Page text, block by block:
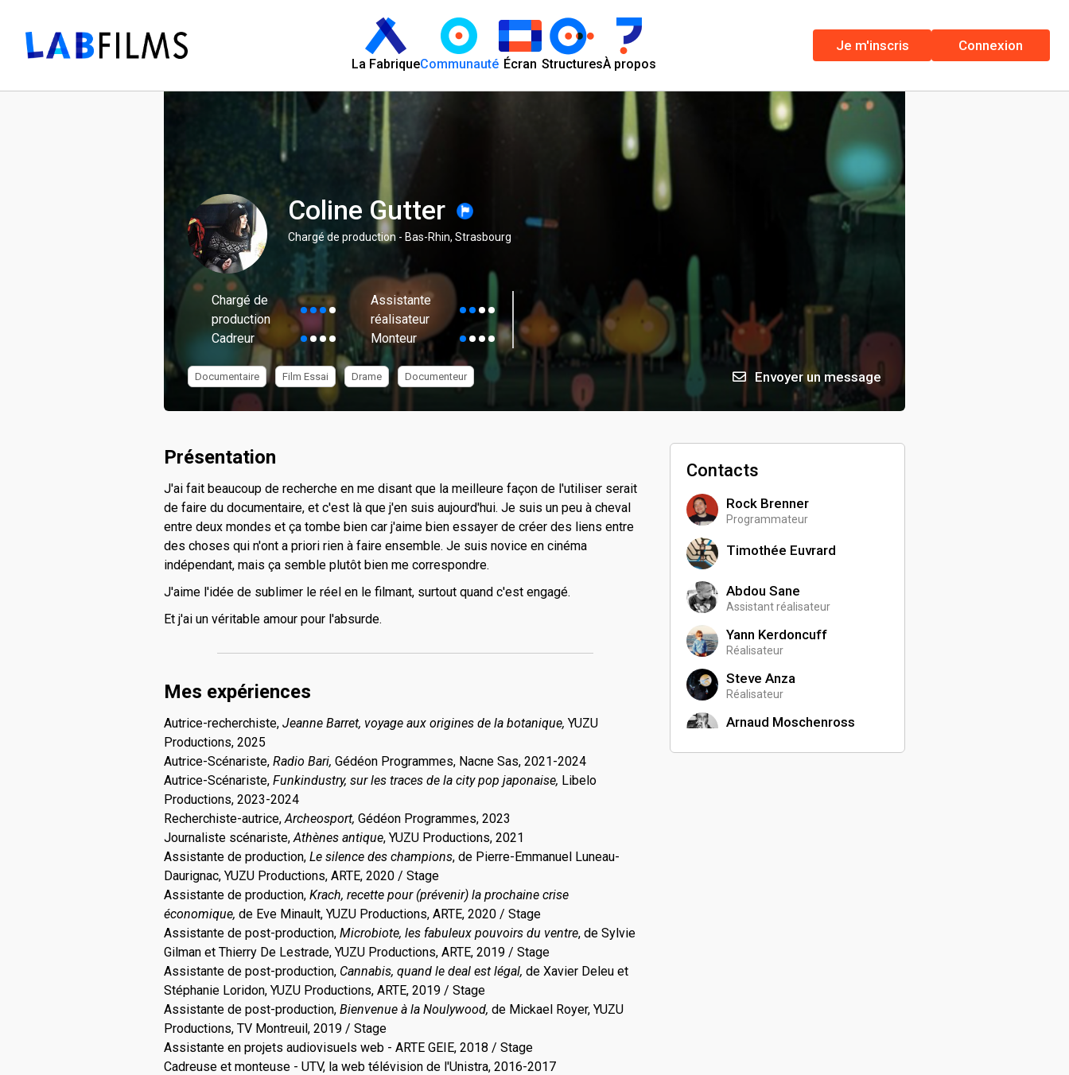
La FabriqueCommunauté Écran StructuresÀ propos
Je m'inscris Connexion
Coline Gutter
Chargé de production - Bas-Rhin, Strasbourg
Chargé de
production
Assistante
réalisateur
Cadreur
Monteur
Documentaire Film Essai Drame Documenteur Envoyer un message
Présentation
J'ai fait beaucoup de recherche en me disant que la meilleure façon de l'utiliser serait
de faire du documentaire, et c'est là que j'en suis aujourd'hui. Je suis un peu à cheval
entre deux mondes et ça tombe bien car j'aime bien essayer de créer des liens entre
des choses qui n'ont a priori rien à faire ensemble. Je suis novice en cinéma
indépendant, mais ça semble plutôt bien me correspondre.
J'aime l'idée de sublimer le réel en le filmant, surtout quand c'est engagé.
Et j'ai un véritable amour pour l'absurde.
Mes expériences
Autrice-recherchiste, Jeanne Barret, voyage aux origines de la botanique, YUZU
Productions, 2025
Autrice-Scénariste, Radio Bari, Gédéon Programmes, Nacne Sas, 2021-2024
Autrice-Scénariste, Funkindustry, sur les traces de la city pop japonaise, Libelo
Productions, 2023-2024
Recherchiste-autrice,Archeosport, Gédéon Programmes, 2023
Journaliste scénariste,Athènes antique, YUZU Productions, 2021
Assistante de production, Le silence des champions, de Pierre-Emmanuel Luneau-
Daurignac, YUZU Productions, ARTE, 2020 / Stage
Assistante de production, Krach, recette pour (prévenir) la prochaine crise
économique, de Eve Minault, YUZU Productions, ARTE, 2020 / Stage
Assistante de post-production, Microbiote, les fabuleux pouvoirs du ventre, de Sylvie
Gilman et Thierry De Lestrade, YUZU Productions, ARTE, 2019 / Stage
Assistante de post-production, Cannabis, quand le deal est légal, de Xavier Deleu et
Stéphanie Loridon, YUZU Productions, ARTE, 2019 / Stage
Assistante de post-production, Bienvenue à la Noulywood, de Mickael Royer, YUZU
Productions, TV Montreuil, 2019 / Stage
Assistante en projets audiovisuels web - ARTE GEIE, 2018 / Stage
Cadreuse et monteuse - UTV, la web télévision de l'Unistra, 2016-2017
Contacts
Rock Brenner
Programmateur
Timothée Euvrard
Abdou Sane
Assistant réalisateur
Yann Kerdoncuff
Réalisateur
Steve Anza
Réalisateur
Arnaud Moschenross